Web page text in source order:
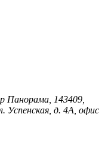
Панорама, 143409,
Успенская, д. 4А, офис